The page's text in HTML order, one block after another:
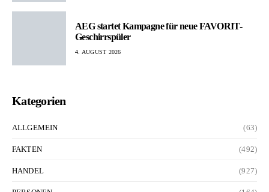
AEG startet Kampagne für neue FAVORIT-
Geschirrspüler
4. AUGUST 2026
Kategorien
ALLGEMEIN (63)
FAKTEN (492)
HANDEL (927)